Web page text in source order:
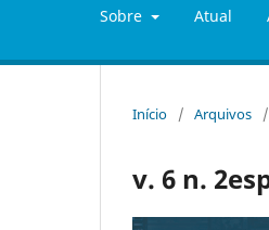
Sobre Atual
Início / Arquivos /
v. 6 n.